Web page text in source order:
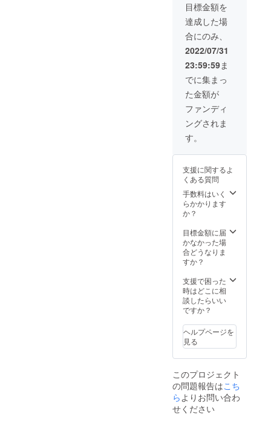
ケーブ
ルロッ
ク*2 日
本語取
扱説明
込）
パッ
ケージ
内容：
「Yeelo
ck自転
車ディ
スクブ
レーキ
ロッ
ク」*2
Yeelock
ディス
ロック
キー*2
Yeelock
ケーブ
ルロッ
扱説明
書
目標金額を
達成した場
合にのみ、
2022/07/31
23:59:59ま
でに集まっ
た金額が
ファンディ
ングされま
す。
支援に関するよ
くある質問
手数料はいく
らかかります
か？
目標金額に届
かなかった場
合どうなりま
すか？
支援で困った
時はどこに相
談したらいい
ですか？
ヘルプページを
見る
このプロジェクト
の問題報告はこち
らよりお問い合わ
せください